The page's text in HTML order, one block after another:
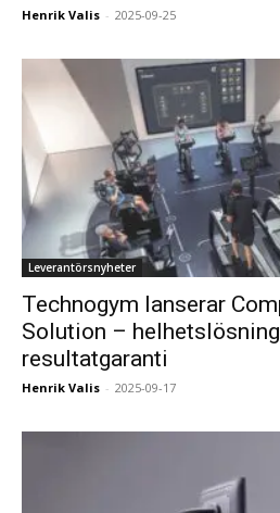
Henrik Valis - 2025-09-25
Leverantörsnyheter
Technogym lanserar
Solution –
resultatgaranti
Henrik Valis - 2025-09-17